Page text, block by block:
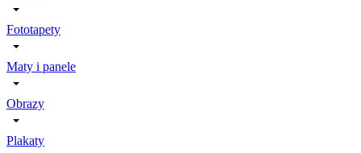
Fototapety
Maty i panele
Obrazy
Plakaty